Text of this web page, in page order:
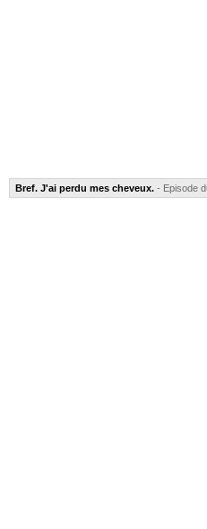
Bref. J'ai perdu mes cheveux. - Episode